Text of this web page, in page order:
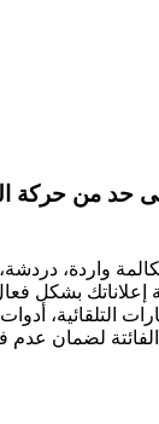
حد من حركة
إعلاناتك بشكل
التلقائية،
الفائتة لضمان